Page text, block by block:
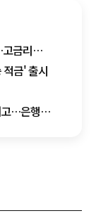
금리
금' 출시
고…은행